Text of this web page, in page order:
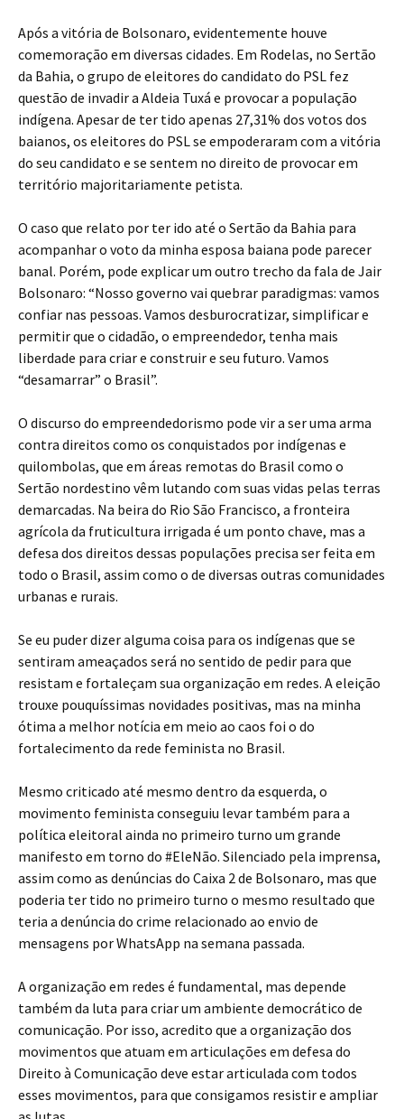
Após a vitória de Bolsonaro, evidentemente houve
comemoração em diversas cidades. Em Rodelas, no Sertão
da Bahia, o grupo de eleitores do candidato do PSL fez
questão de invadir a Aldeia Tuxá e provocar a população
indígena. Apesar de ter tido apenas 27,31% dos votos dos
baianos, os eleitores do PSL se empoderaram com a vitória
do seu candidato e se sentem no direito de provocar em
território majoritariamente petista.
O caso que relato por ter ido até o Sertão da Bahia para
acompanhar o voto da minha esposa baiana pode parecer
banal. Porém, pode explicar um outro trecho da fala de Jair
Bolsonaro: “Nosso governo vai quebrar paradigmas: vamos
confiar nas pessoas. Vamos desburocratizar, simplificar e
permitir que o cidadão, o empreendedor, tenha mais
liberdade para criar e construir e seu futuro. Vamos
“desamarrar” o Brasil”.
O discurso do empreendedorismo pode vir a ser uma arma
contra direitos como os conquistados por indígenas e
quilombolas, que em áreas remotas do Brasil como o
Sertão nordestino vêm lutando com suas vidas pelas terras
demarcadas. Na beira do Rio São Francisco, a fronteira
agrícola da fruticultura irrigada é um ponto chave, mas a
defesa dos direitos dessas populações precisa ser feita em
todo o Brasil, assim como o de diversas outras comunidades
urbanas e rurais.
Se eu puder dizer alguma coisa para os indígenas que se
sentiram ameaçados será no sentido de pedir para que
resistam e fortaleçam sua organização em redes. A eleição
trouxe pouquíssimas novidades positivas, mas na minha
ótima a melhor notícia em meio ao caos foi o do
fortalecimento da rede feminista no Brasil.
Mesmo criticado até mesmo dentro da esquerda, o
movimento feminista conseguiu levar também para a
política eleitoral ainda no primeiro turno um grande
manifesto em torno do #EleNão. Silenciado pela imprensa,
assim como as denúncias do Caixa 2 de Bolsonaro, mas que
poderia ter tido no primeiro turno o mesmo resultado que
teria a denúncia do crime relacionado ao envio de
mensagens por WhatsApp na semana passada.
A organização em redes é fundamental, mas depende
também da luta para criar um ambiente democrático de
comunicação. Por isso, acredito que a organização dos
movimentos que atuam em articulações em defesa do
Direito à Comunicação deve estar articulada com todos
esses movimentos, para que consigamos resistir e ampliar